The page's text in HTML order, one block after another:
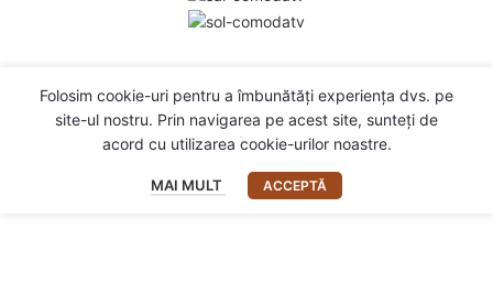
Folosim cookie-uri pentru a îmbunătăți experiența dvs. pe
site-ul nostru. Prin navigarea pe acest site, sunteți de
acord cu utilizarea cookie-urilor noastre.
MAI MULT ACCEPTĂ